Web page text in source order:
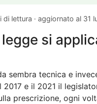
lettura · aggiornato al 31
si
sembra tecnica e
2017 e il 2021 il
prescrizione, ogni